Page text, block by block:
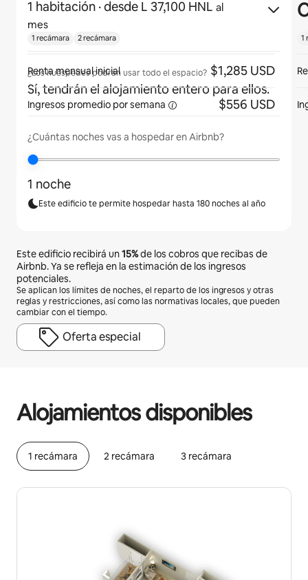
1 habitación · desde L 37,100 HNL al
mes
¿Los huéspedes podrán usar todo el espacio?
Sí, tendrán el alojamiento entero para ellos.
¿Cuántas noches vas a hospedar en Airbnb?
1 noche
Este edificio te permite hospedar hasta 180 noches al año
Este edificio recibirá un15%de los cobros que recibas de
Airbnb. Ya se refleja en la estimación de los ingresos
potenciales.
Se aplican los límites de noches, el reparto de los ingresos y otras
reglas y restricciones, así como las normativas locales, que pueden
cambiar con el tiempo.
Oferta especial
Alojamientos disponibles
1 recámara 2 recámara 3 recámara
1 recámara 2 recámara
Renta mensual inicial $1,285 USD
Ingresos promedio porsemana $556 USD
1